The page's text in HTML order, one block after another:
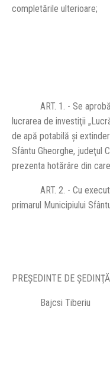
completările ulterioare;
ART. 1. - Se aprobă
lucrarea de investiţii
de apă potabilă şi
Sfântu Gheorghe, judeţul
prezenta hotărâre din
ART. 2. - Cu
primarul Municipiului
PREŞEDINTE DE
Bajcsi Tiberiu